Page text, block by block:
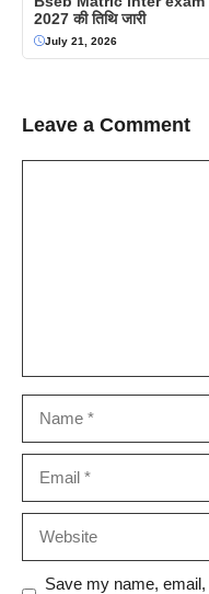
2027 की तिथि जारी
July 21, 2026
Leave a Comment
Save my name,